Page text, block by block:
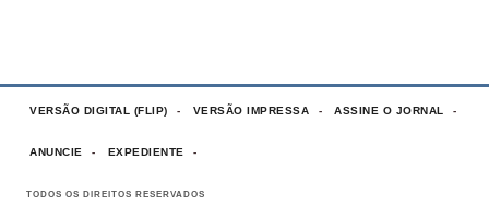
VERSÃO DIGITAL (FLIP) VERSÃO IMPRESSA ASSINE O JORNAL
ANUNCIE EXPEDIENTE
TODOS OS DIREITOS RESERVADOS